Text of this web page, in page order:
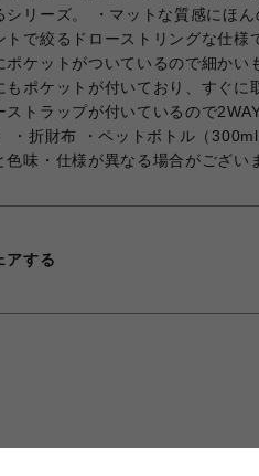
シリーズ。 ・マットな質感にほ
トで絞るドローストリングな仕
ポケットがついているので細か
もポケットが付いており、すぐ
ストラップが付いているので
・折財布 ・ペットボトル（
色味・仕様が異なる場合がござい
アする